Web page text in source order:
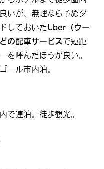
いが、無理なら予めダ
しておいたUber（ウー
の配車サービス で短距
を呼んだほうが良い。
ール市内泊。
で連泊。徒歩観光。